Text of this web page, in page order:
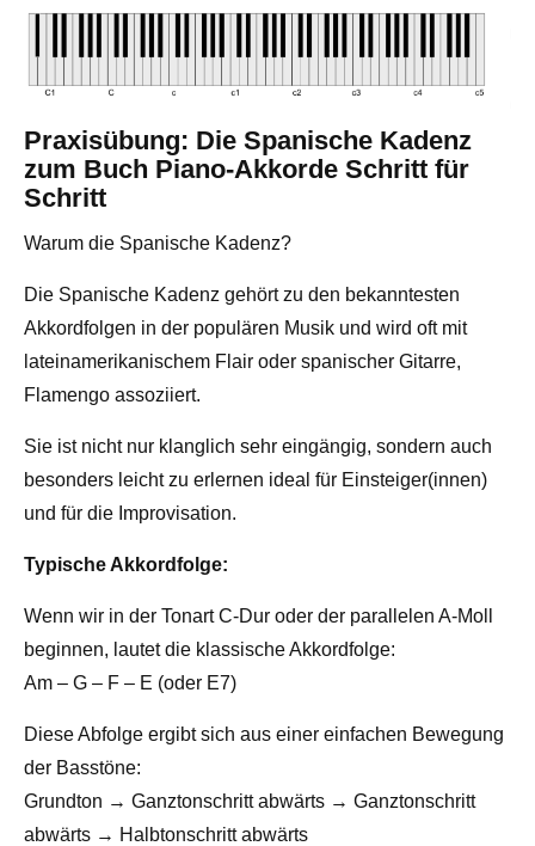
Praxisübung: Die Spanische Kadenz
zum Buch Piano-Akkorde Schritt für
Schritt
Warum die Spanische Kadenz?
Die Spanische Kadenz gehört zu den bekanntesten
Akkordfolgen in der populären Musik und wird oft mit
lateinamerikanischem Flair oder spanischer Gitarre,
Flamengo assoziiert.
Sie ist nicht nur klanglich sehr eingängig, sondern auch
besonders leicht zu erlernen ideal für Einsteiger(innen)
und für die Improvisation.
Typische Akkordfolge:
Wenn wir in der Tonart C-Dur oder der parallelen A-Moll
beginnen, lautet die klassische Akkordfolge:
Am – G – F – E (oder E7)
Diese Abfolge ergibt sich aus einer einfachen Bewegung
der Basstöne:
Grundton → Ganztonschritt abwärts → Ganztonschritt
abwärts → Halbtonschritt abwärts